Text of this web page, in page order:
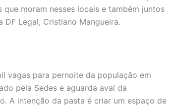
moram nesses locais e também juntos
Legal, Cristiano Mangueira.
vagas para pernoite da população em
pela Sedes e aguarda aval da
A intenção da pasta é criar um espaço de